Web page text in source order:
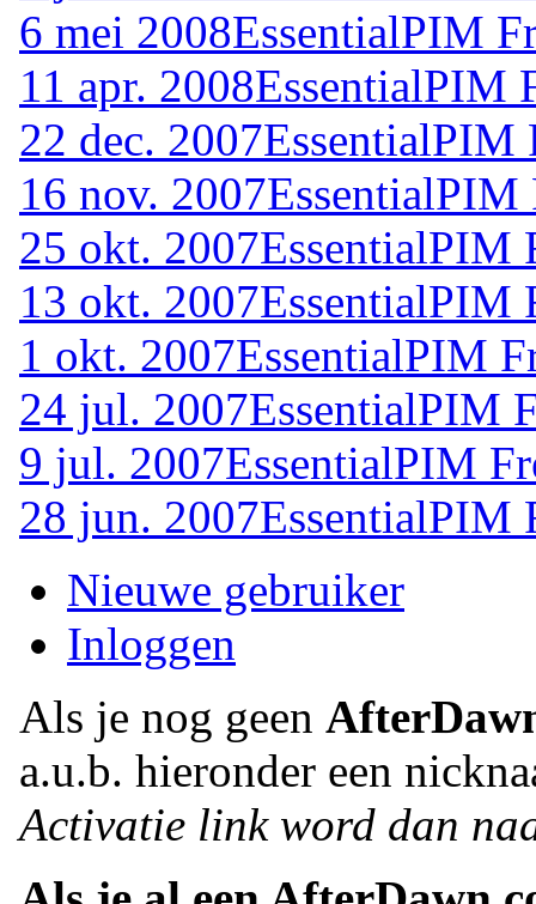
6 mei 2008EssentialPIM
11 apr. 2008EssentialPIM
22 dec. 2007EssentialPIM
16 nov. 2007EssentialPIM
25 okt. 2007EssentialPIM
13 okt. 2007EssentialPIM
1 okt. 2007EssentialPIM
24 jul. 2007EssentialPIM
9 jul. 2007EssentialPIM
28 jun. 2007EssentialPIM
Nieuwe gebruiker
Inloggen
Als je nog geen
a.u.b. hieronder een
Activatie link word dan